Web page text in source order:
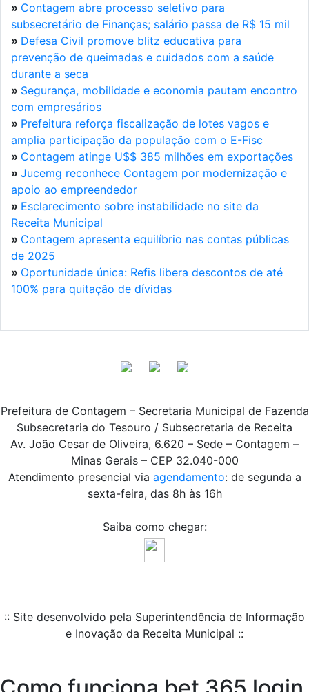
» Contagem abre processo seletivo para
subsecretário de Finanças; salário passa de R$ 15 mil
» Defesa Civil promove blitz educativa para
prevenção de queimadas e cuidados com a saúde
durante a seca
» Segurança, mobilidade e economia pautam encontro
com empresários
» Prefeitura reforça fiscalização de lotes vagos e
amplia participação da população com o E-Fisc
» Contagem atinge U$$ 385 milhões em exportações
» Jucemg reconhece Contagem por modernização e
apoio ao empreendedor
» Esclarecimento sobre instabilidade no site da
Receita Municipal
» Contagem apresenta equilíbrio nas contas públicas
de 2025
» Oportunidade única: Refis libera descontos de até
100% para quitação de dívidas
Prefeitura de Contagem – Secretaria Municipal de Fazenda
Subsecretaria do Tesouro / Subsecretaria de Receita
Av. João Cesar de Oliveira, 6.620 – Sede – Contagem –
Minas Gerais – CEP 32.040-000
Atendimento presencial via agendamento: de segunda a
sexta-feira, das 8h às 16h
Saiba como chegar:
:: Site desenvolvido pela Superintendência de Informação
e Inovação da Receita Municipal ::